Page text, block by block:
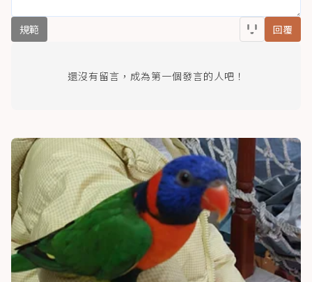
規範 回覆
還沒有留言，成為第一個發言的人吧！